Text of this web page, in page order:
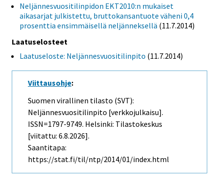
Neljännesvuositilinpidon EKT2010:n mukaiset
aikasarjat julkistettu, bruttokansantuote väheni 0,4
prosenttia ensimmäisellä neljänneksellä (11.7.2014)
Laatuselosteet
Laatuseloste: Neljännesvuositilinpito (11.7.2014)
Viittausohje:
Suomen virallinen tilasto (SVT):
Neljännesvuositilinpito [verkkojulkaisu].
ISSN=1797-9749. Helsinki: Tilastokeskus
[viitattu: 6.8.2026].
Saantitapa:
https://stat.fi/til/ntp/2014/01/index.html